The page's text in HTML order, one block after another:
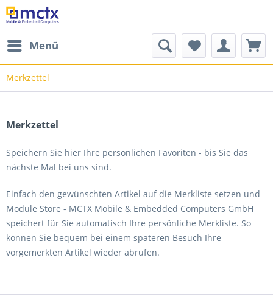
Menü
Merkzettel
Merkzettel
Speichern Sie hier Ihre persönlichen Favoriten - bis Sie das
nächste Mal bei uns sind.
Einfach den gewünschten Artikel auf die Merkliste setzen und
Module Store - MCTX Mobile & Embedded Computers GmbH
speichert für Sie automatisch Ihre persönliche Merkliste. So
können Sie bequem bei einem späteren Besuch Ihre
vorgemerkten Artikel wieder abrufen.